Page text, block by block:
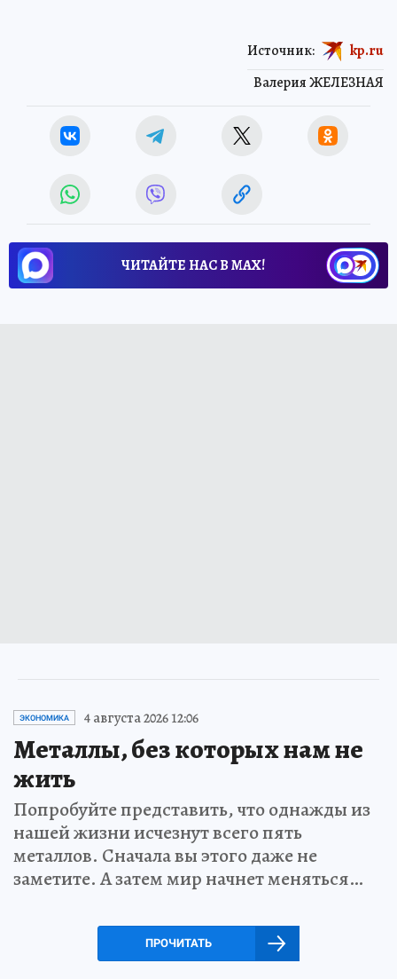
Валерия ЖЕЛЕЗНАЯ
Источник: kp.ru
ЧИТАЙТЕ НАС В МАХ!
ЭКОНОМИКА 4 августа 2026 12:06
Металлы, без которых нам не
жить
Попробуйте представить, что однажды из
нашей жизни исчезнут всего пять
металлов. Сначала вы этого даже не
заметите. А затем мир начнет меняться…
ПРОЧИТАТЬ